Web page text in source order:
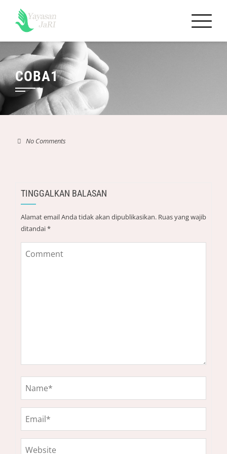
content
COBA1
No Comments
TINGGALKAN BALASAN
Alamat email Anda tidak akan dipublikasikan. Ruas yang wajib
ditandai*